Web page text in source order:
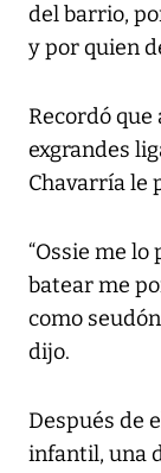
del barrio,
y por quien
Recordó que
exgrandes
Chavarría le
“Ossie me lo
batear me
como
dijo.
Después de
infantil, una